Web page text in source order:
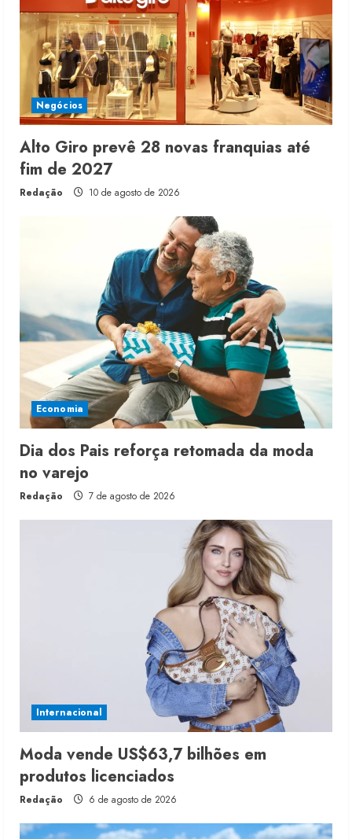
Negócios
Alto Giro prevê 28 novas franquias até
fim de 2027
Redação 10 de agosto de 2026
Economia
Dia dos Pais reforça retomada da moda
no varejo
Redação 7 de agosto de 2026
Internacional
Moda vende US$63,7 bilhões em
produtos licenciados
Redação 6 de agosto de 2026